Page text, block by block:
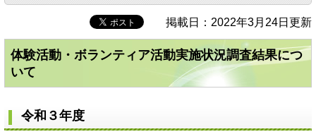
掲載日：2022年3月24日更新
体験活動・ボランティア活動実施状況調査結果につ
いて
令和３年度